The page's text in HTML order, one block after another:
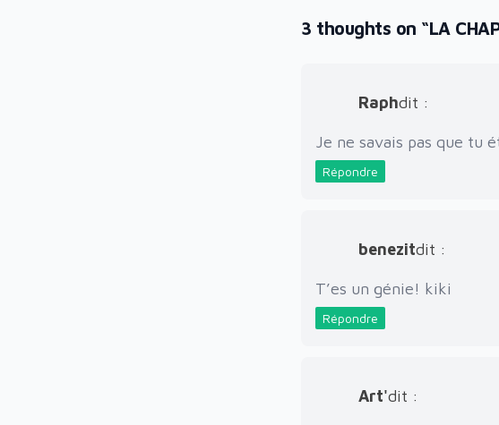
3 thoughts on “LA
Raphdit :
Je ne savais pas que tu
Répondre
benezitdit :
T’es un génie! kiki
Répondre
Art'dit :